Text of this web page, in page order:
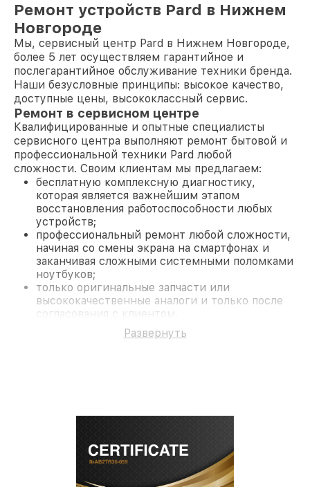
Ремонт устройств Pard в Нижнем
Новгороде
Мы, сервисный центр Pard в Нижнем Новгороде,
более 5 лет осуществляем гарантийное и
послегарантийное обслуживание техники бренда.
Наши безусловные принципы: высокое качество,
доступные цены, высококлассный сервис.
Ремонт в сервисном центре
Квалифицированные и опытные специалисты
сервисного центра выполняют ремонт бытовой и
профессиональной техники Pard любой
сложности. Своим клиентам мы предлагаем:
бесплатную комплексную диагностику,
которая является важнейшим этапом
восстановления работоспособности любых
устройств;
профессиональный ремонт любой сложности,
начиная со смены экрана на смартфонах и
заканчивая сложными системными поломками
ноутбуков;
только оригинальные запчасти или
высококачественные аналоги и только после
согласования с клиентом.
На все работы и замененные комплектующие
предоставляется длительная гарантия. В случае
современное оборудование и
лицензированное ПО в ремонтно-
диагностических мастерских;
Развернуть